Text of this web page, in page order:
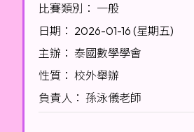
比賽類別： 一般
日期： 2026-01-16 (星期五)
主辦： 泰國數學學會
性質： 校外舉辦
負責人： 孫泳儀老師